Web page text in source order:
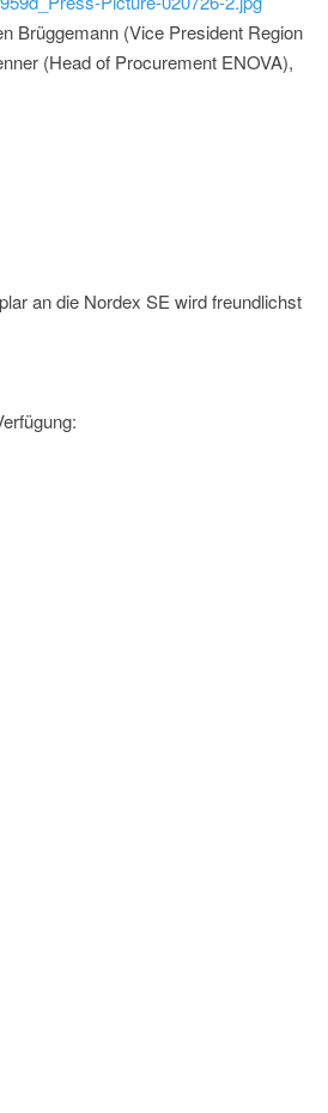
Brüggemann (Vice President Region
(Head of Procurement ENOVA),
an die Nordex SE wird freundlichst